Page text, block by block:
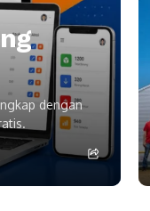
dengan